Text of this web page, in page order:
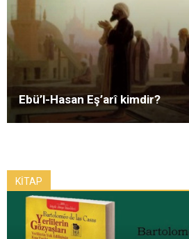
Ebü’l-Hasan Eş’arî kimdir?
KİTAP